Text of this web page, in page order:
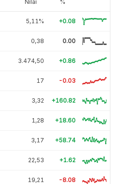
Nilai %
5,11% +0.08
0,38 0.00
3.474,50 +0.86
17 -0.03
3,32 +160.82
1,28 +18.60
3,17 +58.74
22,53 +1.62
19,21 -8.08